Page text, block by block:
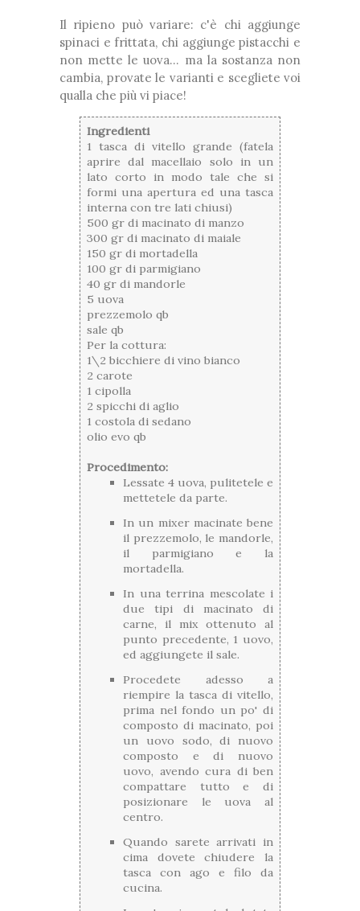
Il ripieno può variare: c'è chi aggiunge
spinaci e frittata, chi aggiunge pistacchi e
non mette le uova... ma la sostanza non
cambia, provate le varianti e scegliete voi
qualla che più vi piace!
Ingredienti
1 tasca di vitello grande (fatela
aprire dal macellaio solo in un
lato corto in modo tale che si
formi una apertura ed una tasca
interna con tre lati chiusi)
500 gr di macinato di manzo
300 gr di macinato di maiale
150 gr di mortadella
100 gr di parmigiano
40 gr di mandorle
5 uova
prezzemolo qb
sale qb
Per la cottura:
1\2 bicchiere di vino bianco
2 carote
1 cipolla
2 spicchi di aglio
1 costola di sedano
olio evo qb
Procedimento:
Lessate 4 uova, pulitetele e
mettetele da parte.
In un mixer macinate bene
il prezzemolo, le mandorle,
il parmigiano e la
mortadella.
In una terrina mescolate i
due tipi di macinato di
carne, il mix ottenuto al
punto precedente, 1 uovo,
ed aggiungete il sale.
Procedete adesso a
riempire la tasca di vitello,
prima nel fondo un po' di
composto di macinato, poi
un uovo sodo, di nuovo
composto e di nuovo
uovo, avendo cura di ben
compattare tutto e di
posizionare le uova al
centro.
Quando sarete arrivati in
cima dovete chiudere la
tasca con ago e filo da
cucina.